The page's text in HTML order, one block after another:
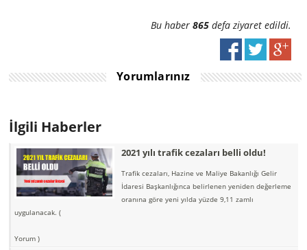
Bu haber 865defa ziyaret edildi.
Yorumlarınız
İlgili Haberler
2021 yılı trafik cezaları belli oldu!
Trafik cezaları, Hazine ve Maliye Bakanlığı Gelir
İdaresi Başkanlığınca belirlenen yeniden değerleme
oranına göre yeni yılda yüzde 9,11 zamlı
uygulanacak. (
Yorum )